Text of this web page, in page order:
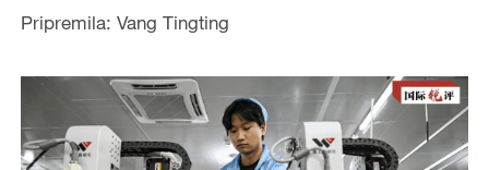
Pripremila: Vang Tingting